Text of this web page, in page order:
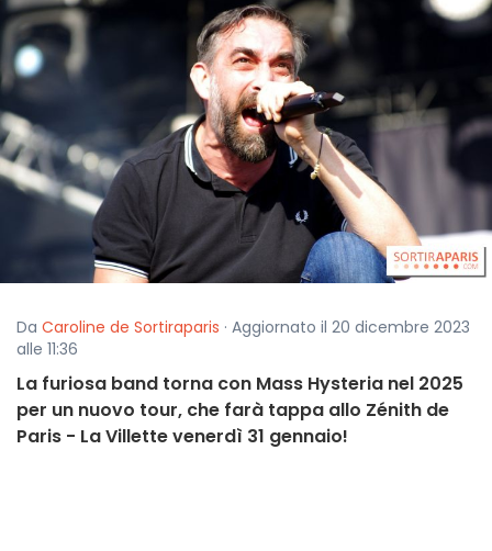
Da Caroline de Sortiraparis · Aggiornato il 20 dicembre 2023
alle 11:36
La furiosa band torna con Mass Hysteria nel 2025
per un nuovo tour, che farà tappa allo Zénith de
Paris - La Villette venerdì 31 gennaio!